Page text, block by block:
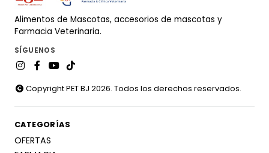
Alimentos de Mascotas, accesorios de mascotas y
Farmacia Veterinaria.
SÍGUENOS
Copyright PET BJ 2026. Todos los derechos reservados.
CATEGORÍAS
OFERTAS